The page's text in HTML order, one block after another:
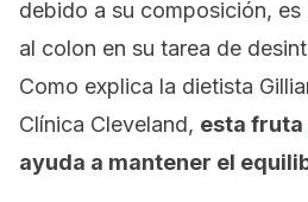
debido a su composición,
al colon en su tarea de
Como explica la dietista
Clínica Cleveland, esta fruta
ayuda a mantener el